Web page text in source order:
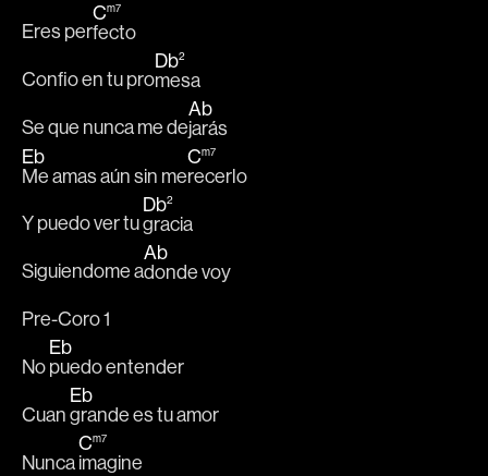
Eres per
Cm7
fecto
Confio en tu pro
Db2
mesa
Se que nunca me de
Ab
jarás
Eb
Me amas aún sin me
Cm7
recerlo
Y puedo ver tu
Db2
gracia
Siguiendome a
Ab
donde voy
Pre-Coro 1
No
Eb
puedo entender
Cuan
Eb
grande es tu amor
Nunca
Cm7
imagine